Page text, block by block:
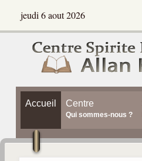
jeudi 6 aout 2026
Accueil Centre
Qui sommes-nous ?